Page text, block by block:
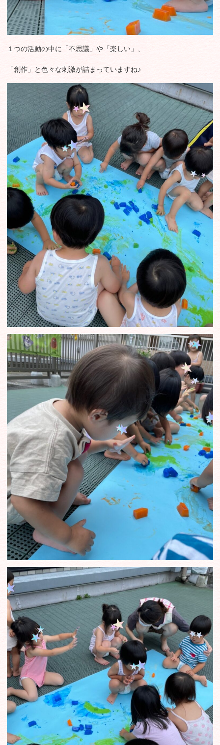
１つの活動の中に「不思議」や「楽しい」、
「創作」と色々な刺激が詰まっていますね♪